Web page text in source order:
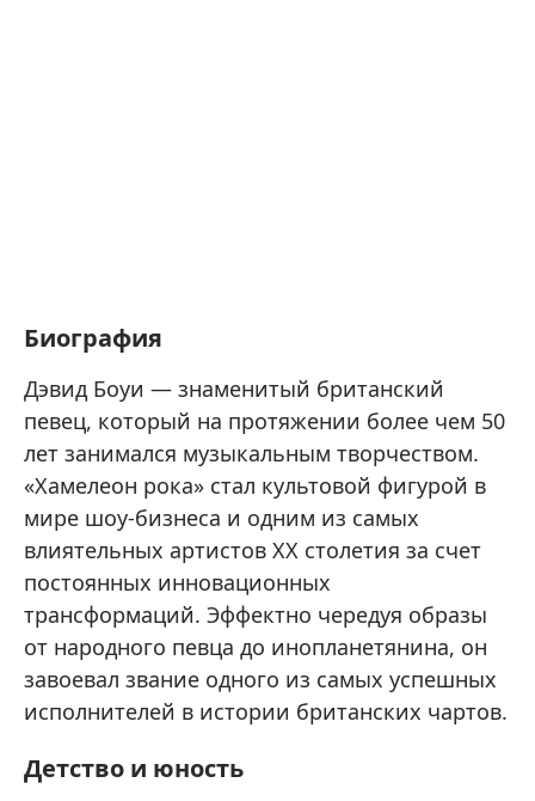
Биография
Дэвид Боуи — знаменитый британский
певец, который на протяжении более чем 50
лет занимался музыкальным творчеством.
«Хамелеон рока» стал культовой фигурой в
мире шоу-бизнеса и одним из самых
влиятельных артистов XX столетия за счет
постоянных инновационных
трансформаций. Эффектно чередуя образы
от народного певца до инопланетянина, он
завоевал звание одного из самых успешных
исполнителей в истории британских чартов.
Детство и юность